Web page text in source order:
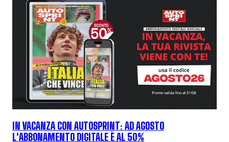
IN VACANZA CON AUTOSPRINT: AD AGOSTO
L'ABBONAMENTO DIGITALE È AL 50%